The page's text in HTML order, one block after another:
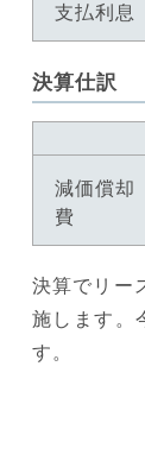
支払利息
決算仕訳
減価償却
費
決算でリー
施します。
す。